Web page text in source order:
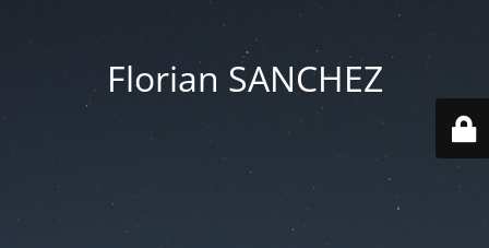
Florian SANCHEZ